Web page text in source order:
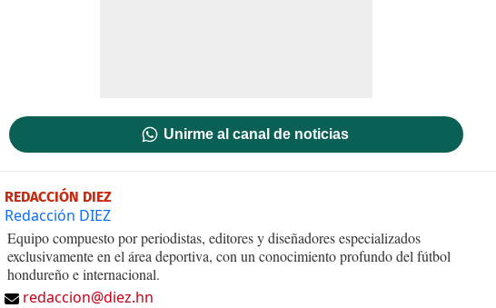
Unirme al canal de noticias
REDACCIÓN DIEZ
Redacción DIEZ
Equipo compuesto por periodistas, editores y diseñadores especializados
exclusivamente en el área deportiva, con un conocimiento profundo del fútbol
hondureño e internacional.
redaccion@diez.hn